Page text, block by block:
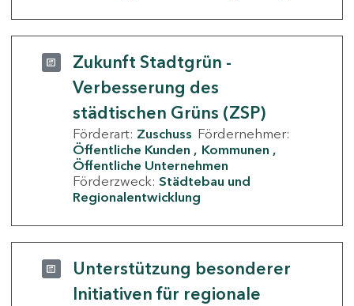
Zukunft Stadtgrün -
Verbesserung des
städtischen Grüns (ZSP)
Förderart: Zuschuss Fördernehmer:
Öffentliche Kunden
Kommunen
Öffentliche Unternehmen
Förderzweck: Städtebau und
Regionalentwicklung
Unterstützung besonderer
Initiativen für regionale